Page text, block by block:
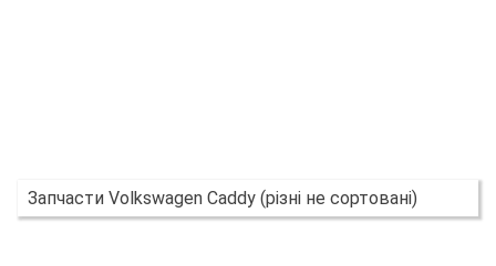
Запчасти Volkswagen Caddy (різні не сортовані)